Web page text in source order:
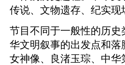
传说、文物遗存、纪实
节目不同于一般性的历史
华文明叙事的出发点和
女神像、良渚玉琮、中